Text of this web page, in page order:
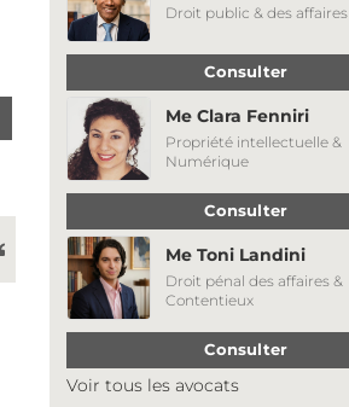
Droit public & des affaires
Consulter
Me Clara Fenniri
Propriété intellectuelle &
Numérique
Consulter
Me Toni Landini
Droit pénal des affaires &
Contentieux
Consulter
Voir tous les avocats